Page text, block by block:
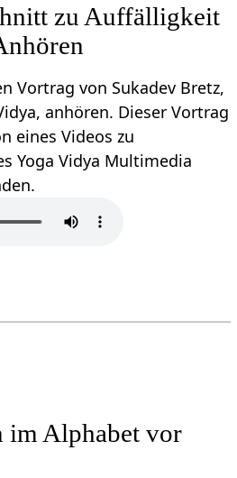
zu Auffälligkeit
Vortrag von Sukadev Bretz,
anhören. Dieser Vortrag
eines Videos zu
Yoga Vidya Multimedia
im Alphabet vor